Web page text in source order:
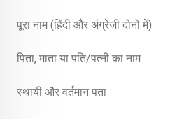
पूरा नाम (हिंदी और अंग्रेजी दोनों में)
पिता, माता या पति/पत्नी का नाम
स्थायी और वर्तमान पता